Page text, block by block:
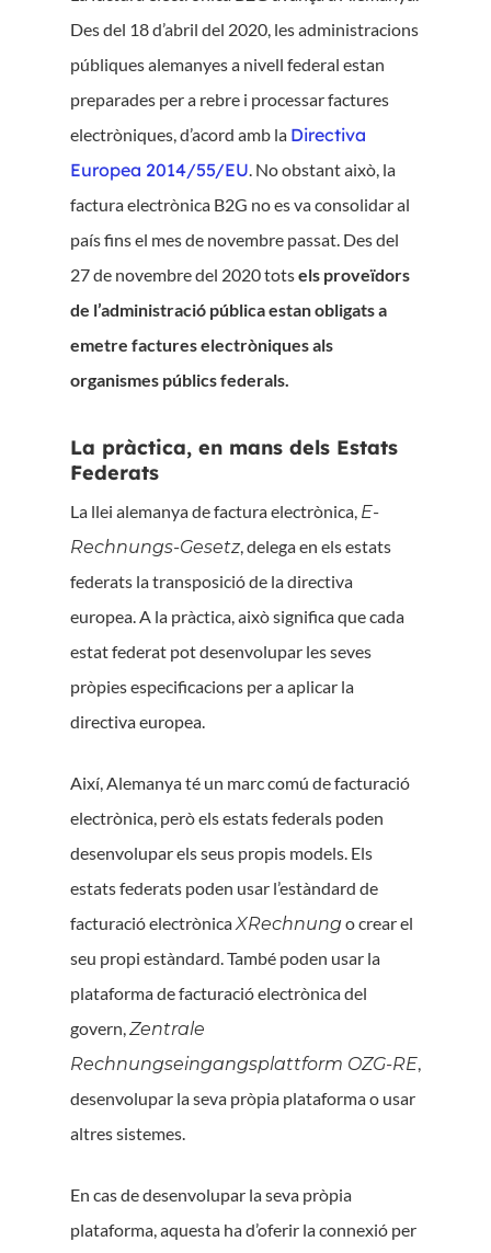
Des del 18 d’abril del 2020, les administracions
públiques alemanyes a nivell federal estan
preparades per a rebre i processar factures
electròniques, d’acord amb la Directiva
Europea 2014/55/EU. No obstant això, la
factura electrònica B2G no es va consolidar al
país fins el mes de novembre passat. Des del
27 de novembre del 2020 totsels proveïdors
de l’administració pública estan obligats a
emetre factures electròniques als
organismes públics federals.
La pràctica, en mans dels Estats
Federats
La llei alemanya de factura electrònica, E-
Rechnungs-Gesetz, delega en els estats
federats la transposició de la directiva
europea. A la pràctica, això significa que cada
estat federat pot desenvolupar les seves
pròpies especificacions per a aplicar la
directiva europea.
Així, Alemanya té un marc comú de facturació
electrònica, però els estats federals poden
desenvolupar els seus propis models. Els
estats federats poden usar l’estàndard de
facturació electrònicaXRechnungo crear el
seu propi estàndard. També poden usar la
plataforma de facturació electrònica del
govern,Zentrale
Rechnungseingangsplattform OZG-RE,
desenvolupar la seva pròpia plataforma o usar
altres sistemes.
En cas de desenvolupar la seva pròpia
plataforma, aquesta ha d’oferir la connexió per